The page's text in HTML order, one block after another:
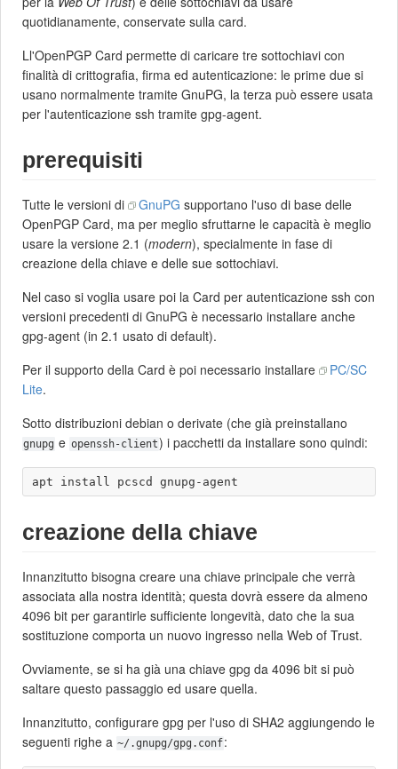
quotidianamente, conservate sulla card.
Ll'OpenPGP Card permette di caricare tre sottochiavi con
finalità di crittografia, firma ed autenticazione: le prime due si
usano normalmente tramite GnuPG, la terza può essere usata
per l'autenticazione ssh tramite gpg-agent.
prerequisiti
Tutte le versioni di GnuPG supportano l'uso di base delle
OpenPGP Card, ma per meglio sfruttarne le capacità è meglio
usare la versione 2.1 (modern), specialmente in fase di
creazione della chiave e delle sue sottochiavi.
Nel caso si voglia usare poi la Card per autenticazione ssh con
versioni precedenti di GnuPG è necessario installare anche
gpg-agent (in 2.1 usato di default).
Per il supporto della Card è poi necessario installare
PC/SC
Lite.
Sotto distribuzioni debian o derivate (che già preinstallano
gnupg e openssh-client) i pacchetti da installare sono quindi:
creazione della chiave
Innanzitutto bisogna creare una chiave principale che verrà
associata alla nostra identità; questa dovrà essere da almeno
4096 bit per garantirle sufficiente longevità, dato che la sua
sostituzione comporta un nuovo ingresso nella Web of Trust.
Ovviamente, se si ha già una chiave gpg da 4096 bit si può
saltare questo passaggio ed usare quella.
Innanzitutto, configurare gpg per l'uso di SHA2 aggiungendo le
seguenti righe a ~/.gnupg/gpg.conf: